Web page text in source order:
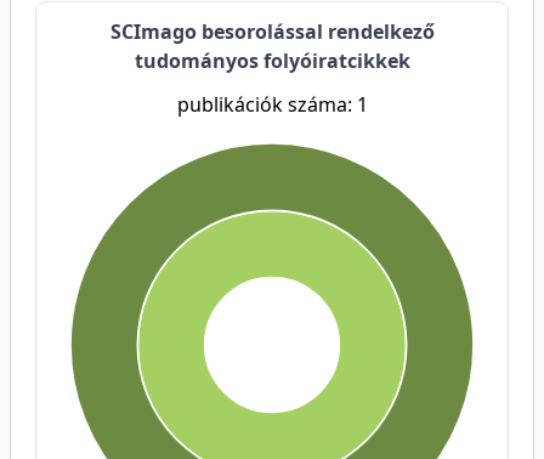
SCImago besorolással rendelkező
tudományos folyóiratcikkek
publikációk száma: 1